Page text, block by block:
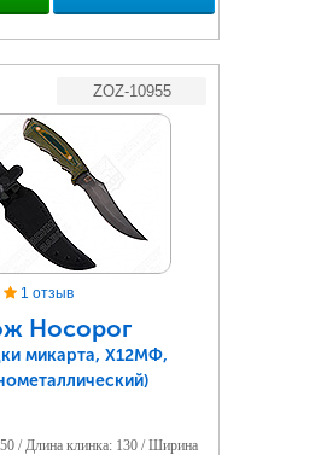
ZOZ-10955
1 отзыв
Носорог
микарта, Х12МФ,
/ Длина клинка: 130 / Ширина